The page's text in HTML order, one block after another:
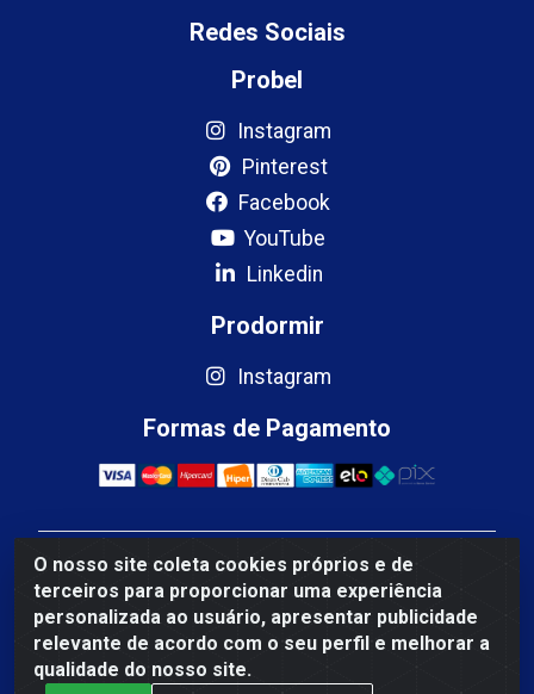
O nosso site coleta cookies próprios e de
terceiros para proporcionar uma experiência
personalizada ao usuário, apresentar publicidade
relevante de acordo com o seu perfil e melhorar a
qualidade do nosso site.
Redes Sociais
Probel
Instagram
Pinterest
Facebook
YouTube
Linkedin
Prodormir
Instagram
Formas de Pagamento
Mercosul Espumas Industriais LTDA - Rua 13, SN,
Quadra009 Lote 0007 - Polo Empresarial Goias - Etapa
IV - Aparecida de Goiânia/GO - CEP 74.985-113 - CNPJ
10.755.005/0001-88